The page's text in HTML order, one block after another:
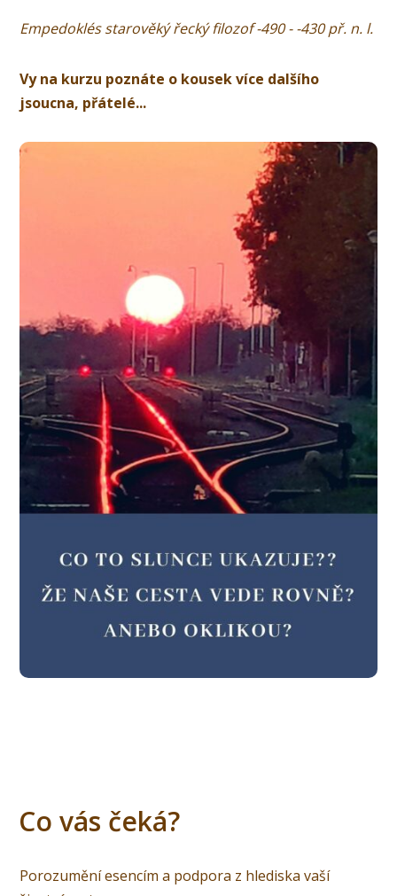
Empedoklés starověký řecký filozof -490 - -430 př. n. l.
Vy na kurzu poznáte o kousek více dalšího
jsoucna, přátelé...
Co vás čeká?
Porozumění esencím a podpora z hlediska vaší